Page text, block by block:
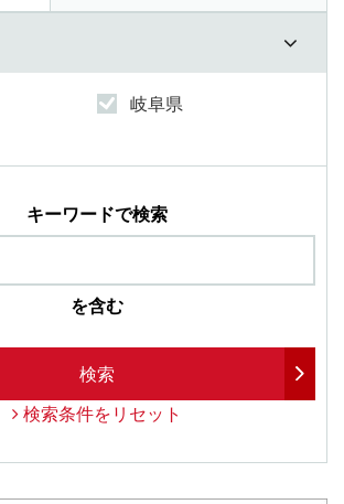
岐阜県
キーワードで検索
を含む
検索
検索条件をリセット